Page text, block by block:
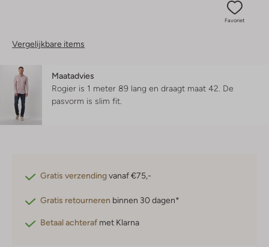
Favoriet
Vergelijkbare items
Maatadvies
Rogier is 1 meter 89 lang en draagt maat 42. De
pasvorm is slim fit
Gratis verzendingvanaf €75,-
Gratis retourneren binnen 30 dagen*
Betaal achteraf met Klarna